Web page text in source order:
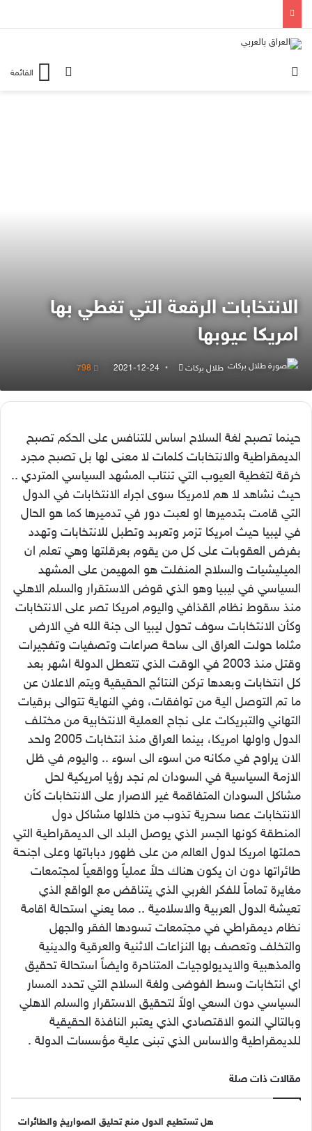
القائمةبحث عن
الانتخابات الرقعة التي تغطي بها
امريكا عيوبها
طلال بركات
أرسل
إلكترونيا
2021-12-24
798
حينما تصبح لغة السلاح اساس للتنافس على الحكم تصبح
الديمقراطية والانتخابات كلمات لا معنى لها بل تصبح مجرد
خرقة لتغطية العيوب التي تنتاب المشهد السياسي المتردي ..
حيث نشاهد لا هم لامريكا سوى اجراء الانتخابات في الدول
التي قامت بتدميرها او لعبت دور في تدميرها كما هو الحال
في ليبيا حيث امريكا تزمر وتعربد وتطبل للانتخابات وتهدد
بفرض العقوبات على كل من يقوم بعرقلتها وهي تعلم ان
الميليشيات والسلاح المنفلت هو المهيمن على المشهد
السياسي في ليبيا وهو الذي قوض الاستقرار والسلم الاهلي
منذ سقوط نظام القذافي واليوم امريكا تصر على الانتخابات
وكأن الانتخابات سوف تحول ليبيا الى جنة الله في الارض
مثلما حولت العراق الى ساحة صراعات وتصفيات وتفجيرات
وقتل منذ 2003 في الوقت الذي تتعطل الدولة اشهر بعد
كل انتخابات وبعدها تركن النتائج الحقيقية ويتم الاعلان عن
ما تم التوصل الية من توافقات، وفي النهاية تتوالى برقيات
التهاني والتبريكات على نجاح العملية الانتخابية من مختلف
الدول واولها امريكا، بينما العراق منذ انتخابات 2005 ولحد
الان يراوح في مكانه من اسوء الى اسوء .. واليوم في ظل
الازمة السياسية في السودان لم نجد رؤيا امريكية لحل
مشاكل السودان المتفاقمة غير الاصرار على الانتخابات كأن
الانتخابات عصا سحرية تذوب من خلالها مشاكل دول
المنطقة كونها الجسر الذي يوصل البلد الى الديمقراطية التي
حملتها امريكا لدول العالم من على ظهور دباباتها وعلى اجنحة
طائراتها دون ان يكون هناك حلاً عملياً وواقعياً لمجتمعات
مغايرة تماماً للفكر الغربي الذي يتناقض مع الواقع الذي
تعيشة الدول العربية والاسلامية .. مما يعني استحالة اقامة
نظام ديمقراطي في مجتمعات تسودها الفقر والجهل
والتخلف وتعصف بها النزاعات الاثنية والعرقية والدينية
والمذهبية والايديولوجيات المتناحرة وايضاً استحالة تحقيق
اي انتخابات وسط الفوضى ولغة السلاح التي تحدد المسار
السياسي دون السعي اولاً لتحقيق الاستقرار والسلم الاهلي
وبالتالي النمو الاقتصادي الذي يعتبر النافذة الحقيقية
للديمقراطية والاساس الذي تبنى علية مؤسسات الدولة .
مقالات ذات صلة
هل تستطيع الدول منع تحليق الصواريخ والطائرات